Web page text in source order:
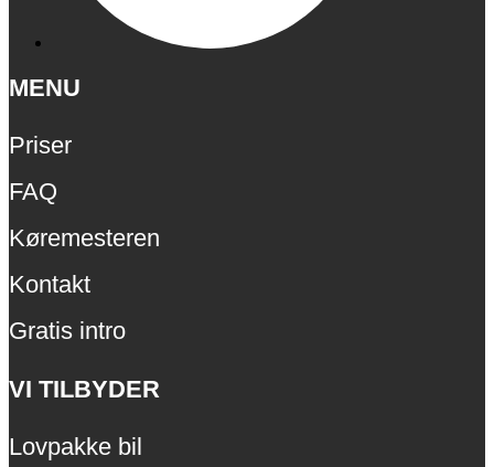
MENU
Priser
FAQ
Køremesteren
Kontakt
Gratis intro
VI TILBYDER
Lovpakke bil